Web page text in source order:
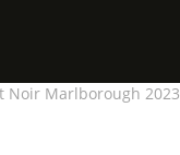
Noir Marlborough 2023